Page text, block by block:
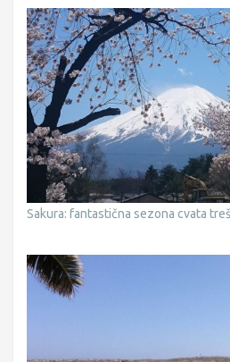
Sakura: fantastična sezona cvata